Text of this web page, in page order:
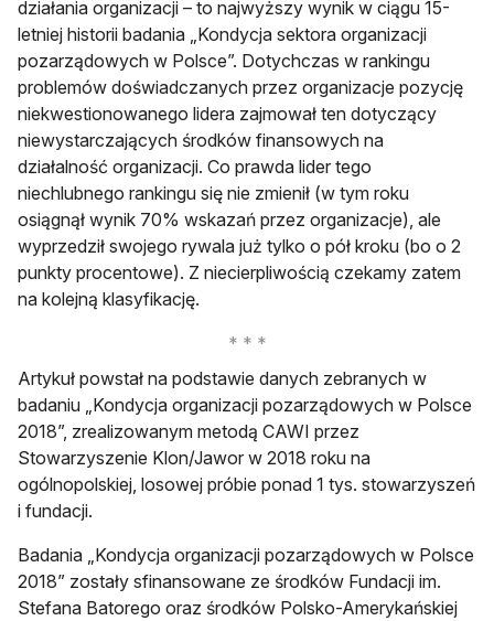
działania organizacji – to najwyższy wynik w ciągu 15-
letniej historii badania „Kondycja sektora organizacji
pozarządowych w Polsce”. Dotychczas w rankingu
problemów doświadczanych przez organizacje pozycję
niekwestionowanego lidera zajmował ten dotyczący
niewystarczających środków finansowych na
działalność organizacji. Co prawda lider tego
niechlubnego rankingu się nie zmienił (w tym roku
osiągnął wynik 70% wskazań przez organizacje), ale
wyprzedził swojego rywala już tylko o pół kroku (bo o 2
punkty procentowe). Z niecierpliwością czekamy zatem
na kolejną klasyfikację.
Artykuł powstał na podstawie danych zebranych w
badaniu „Kondycja organizacji pozarządowych w Polsce
2018”, zrealizowanym metodą CAWI przez
Stowarzyszenie Klon/Jawor w 2018 roku na
ogólnopolskiej, losowej próbie ponad 1 tys. stowarzyszeń
i fundacji.
Badania „Kondycja organizacji pozarządowych w Polsce
2018” zostały sfinansowane ze środków Fundacji im.
Stefana Batorego oraz środków Polsko-Amerykańskiej